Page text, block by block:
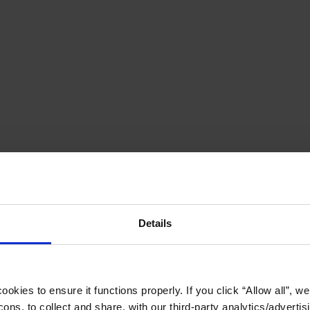
Details
to ensure it functions properly. If you click “Allow all”,
to collect and share, with our third-party analytics/